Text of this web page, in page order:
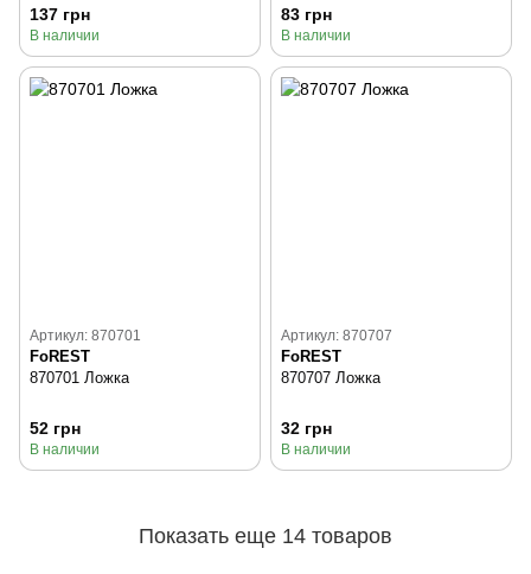
137 грн
В наличии
83 грн
В наличии
Артикул: 870701
FoREST
870701 Ложка
52 грн
В наличии
Артикул: 870707
FoREST
870707 Ложка
32 грн
В наличии
Показать еще 14 товаров